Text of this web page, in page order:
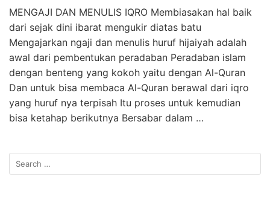
MENGAJI DAN MENULIS IQRO Membiasakan hal baik
dari sejak dini ibarat mengukir diatas batu
Mengajarkan ngaji dan menulis huruf hijaiyah adalah
awal dari pembentukan peradaban Peradaban islam
dengan benteng yang kokoh yaitu dengan Al-Quran
Dan untuk bisa membaca Al-Quran berawal dari iqro
yang huruf nya terpisah Itu proses untuk kemudian
bisa ketahap berikutnya Bersabar dalam …
Search
for: